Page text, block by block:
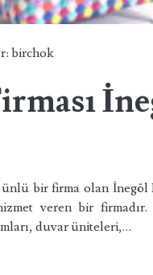
birchok
bir firma olan İnegöl
veren bir firmadır.
duvar üniteleri,…